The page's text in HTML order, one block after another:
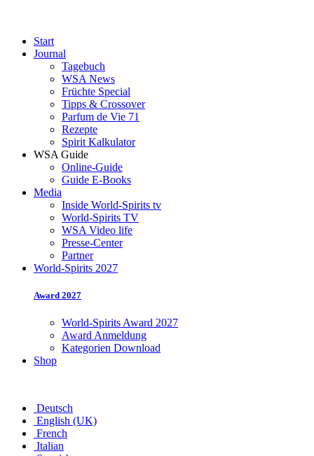
Start
Journal
Tagebuch
WSA News
Früchte Special
Tipps & Crossover
Parfum de Vie 71
Rezepte
Spirit Kalkulator
WSA Guide
Online-Guide
Guide E-Books
Media
Inside World-Spirits tv
World-Spirits TV
WSA Video life
Presse-Center
Partner
World-Spirits 2027
Award 2027
World-Spirits Award 2027
Award Anmeldung
Kategorien Download
Shop
Deutsch
English (UK)
French
Italian